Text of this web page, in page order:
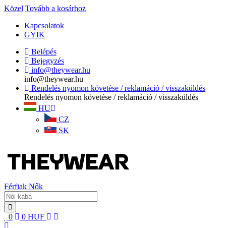
Közel Tovább a kosárhoz
Kapcsolatok
GYIK
Belépés
Bejegyzés
info@theywear.hu
info@theywear.hu
Rendelés nyomon követése / reklamáció / visszaküldés
Rendelés nyomon követése / reklamáció / visszaküldés
HU
CZ
SK
Férfiak Nők
0 0 HUF